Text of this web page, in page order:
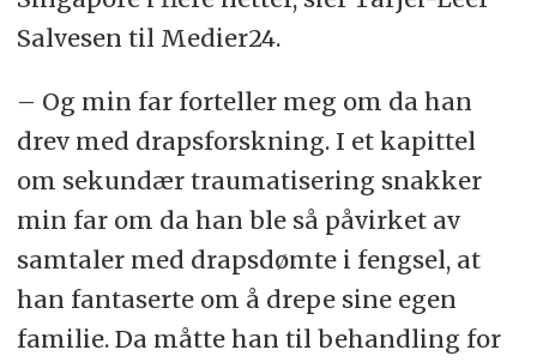
Salvesen til Medier24.
– Og min far forteller meg om da han
drev med drapsforskning. I et kapittel
om sekundær traumatisering snakker
min far om da han ble så påvirket av
samtaler med drapsdømte i fengsel, at
han fantaserte om å drepe sine egen
familie. Da måtte han til behandling for